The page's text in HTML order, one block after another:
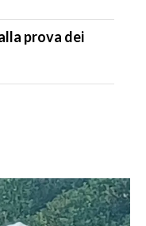
prova dei